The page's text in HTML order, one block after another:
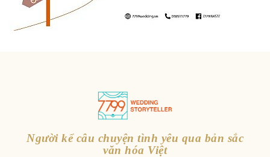
Người kể câu chuyện tình yêu qua bản sắc
văn hóa Việt